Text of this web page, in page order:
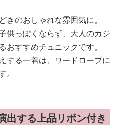
きのおしゃれな雰囲気に。
供っぽくならず、大人のカジ
おすすめチュニックです。
する一着は、ワードローブに
。
出する上品リボン付き